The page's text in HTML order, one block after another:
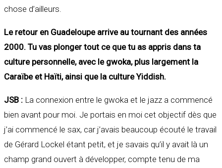
chose d’ailleurs.
Le retour en Guadeloupe arrive au tournant des années
2000. Tu vas plonger tout ce que tu as appris dans ta
culture personnelle, avec le gwoka, plus largement la
Caraïbe et Haïti, ainsi que la culture Yiddish.
JSB : La connexion entre le gwoka et le jazz a commencé
bien avant pour moi. Je portais en moi cet objectif dès que
j’ai commencé le sax, car j’avais beaucoup écouté le travail
de Gérard Lockel étant petit, et je savais qu’il y avait là un
champ grand ouvert à développer, compte tenu de ma